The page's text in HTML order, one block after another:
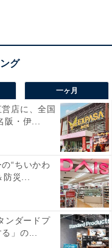
攻め立てられる立場
、あるいは攻めに転
業経営者の多くは
党幹部クラスに登り
しかし、一旦攻守入
劣勢に陥り一敗地に
者でも政治家でも、
ける力」にこそある
一ヶ月
店に、全国
・伊...
“ちいかわ
災...
ンダードプ
」の...